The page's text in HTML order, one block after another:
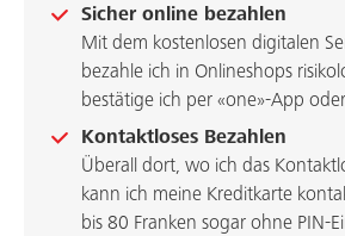
Sicher online bezahlen
Mit dem kostenlosen digitalen
bezahle ich in Onlineshops
bestätige ich per «one»-App
Kontaktloses Bezahlen
Überall dort, wo ich das
kann ich meine Kreditkarte
bis 80 Franken sogar ohne PIN-